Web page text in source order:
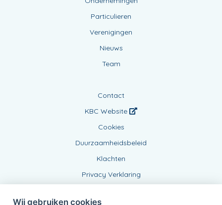
Particulieren
Verenigingen
Nieuws
Team
Contact
KBC Website
Cookies
Duurzaamheidsbeleid
Klachten
Privacy Verklaring
Wij gebruiken cookies